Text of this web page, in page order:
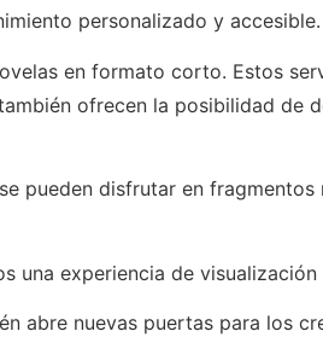
personalizado y accesible.
en formato corto. Estos
ofrecen la posibilidad de
pueden disfrutar en fragmentos
una experiencia de
abre nuevas puertas para los